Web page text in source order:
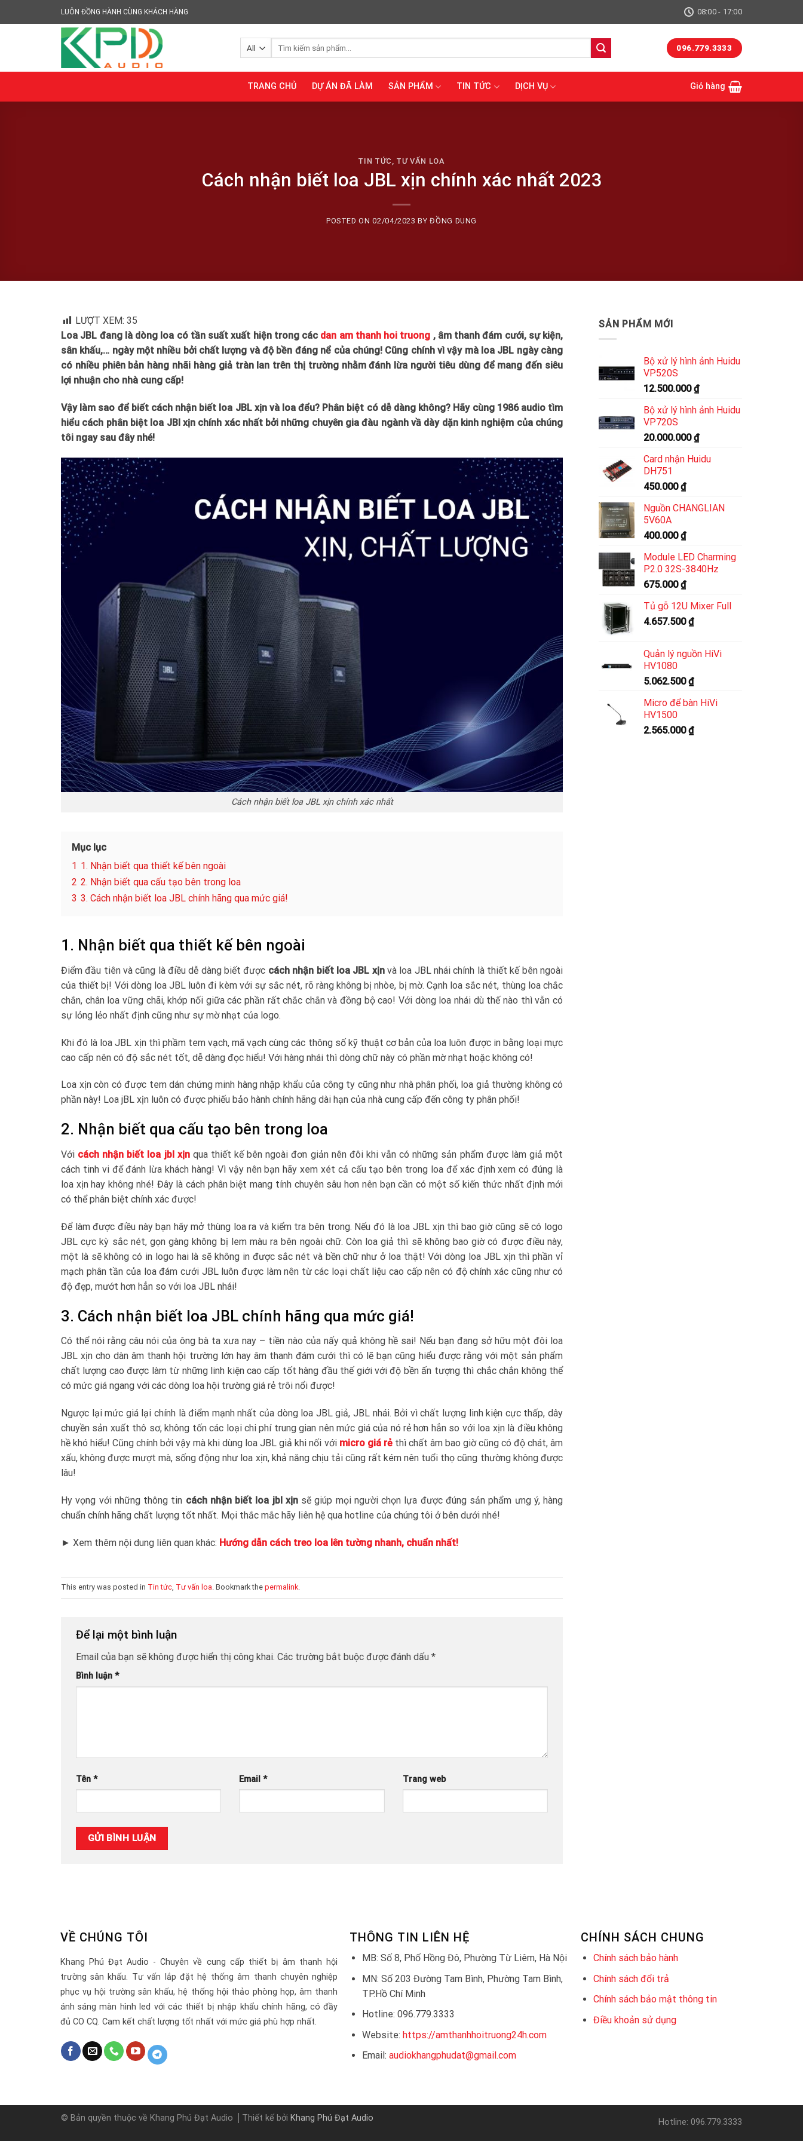
to
LUÔN ĐỒNG HÀNH CÙNG KHÁCH HÀNG 08:00 - 17:00
096.779.3333
TRANG CHỦ DỰ ÁN ĐÃ LÀM SẢN PHẨM TIN TỨC DỊCH VỤ Giỏ hàng
TIN TỨC TƯ VẤN LOA
Cách nhận biết loa JBL xịn chính xác nhất 2023
POSTED ON02/04/2023 BYĐỒNG DUNG
LƯỢT XEM: 35
Loa JBL đang là dòng loa có tần suất xuất hiện trong các dan am thanh hoi truong , âm thanh đám cưới, sự kiện,
sân khấu,… ngày một nhiều bởi chất lượng và độ bền đáng nể của chúng! Cũng chính vì vậy mà loa JBL ngày càng
có nhiều phiên bản hàng nhãi hàng giả tràn lan trên thị trường nhằm đánh lừa người tiêu dùng để mang đến siêu
lợi nhuận cho nhà cung cấp!
Vậy làm sao để biết cách nhận biết loa JBL xịn và loa đểu? Phân biệt có dễ dàng không? Hãy cùng 1986 audio tìm
hiểu cách phân biệt loa JBl xịn chính xác nhất bởi những chuyên gia đàu ngành vầ dày dặn kinh nghiệm của chúng
tôi ngay sau đây nhé!
Cách nhận biết loa JBL xịn chính xác nhất
Mục lục
1 1. Nhận biết qua thiết kế bên ngoài
2 2. Nhận biết qua cấu tạo bên trong loa
3 3. Cách nhận biết loa JBL chính hãng qua mức giá!
1. Nhận biết qua thiết kế bên ngoài
Điểm đầu tiên và cũng là điều dễ dàng biết được cách nhận biết loa JBL xịnvà loa JBL nhái chính là thiết kế bên ngoài
của thiết bị! Với dòng loa JBL luôn đi kèm với sự sắc nét, rõ ràng không bị nhòe, bị mờ. Cạnh loa sắc nét, thùng loa chắc
chắn, chân loa vững chãi, khớp nối giữa các phần rất chắc chắn và đồng bộ cao! Với dòng loa nhái dù thế nào thì vẫn có
sự lỏng lẻo nhất định cũng như sự mờ nhạt của logo.
Khi đó là loa JBL xịn thì phầm tem vạch, mã vạch cùng các thông số kỹ thuật cơ bản của loa luôn được in bằng loại mực
cao cấp nên có độ sắc nét tốt, dễ dàng đọc hiểu! Với hàng nhái thì dòng chữ này có phần mờ nhạt hoặc không có!
Loa xịn còn có được tem dán chứng minh hàng nhập khẩu của công ty cũng như nhà phân phối, loa giả thường không có
phần này! Loa jBL xịn luôn có được phiếu bảo hành chính hãng dài hạn của nhà cung cấp đến công ty phân phối!
2. Nhận biết qua cấu tạo bên trong loa
Với cách nhận biết loa jbl xịnqua thiết kế bên ngoài đơn giản nên đôi khi vẫn có những sản phẩm được làm giả một
cách tinh vi để đánh lừa khách hàng! Vì vậy nên bạn hãy xem xét cả cấu tạo bên trong loa để xác định xem có đúng là
loa xịn hay không nhé! Đây là cách phân biệt mang tính chuyên sâu hơn nên bạn cần có một số kiến thức nhất định mới
có thể phân biệt chính xác được!
Để làm được điều này bạn hãy mở thùng loa ra và kiểm tra bên trong. Nếu đó là loa JBL xịn thì bao giờ cũng sẽ có logo
JBL cực kỳ sắc nét, gọn gàng không bị lem màu ra bên ngoài chữ. Còn loa giả thì sẽ không bao giờ có được điều này,
một là sẽ không có in logo hai là sẽ không in được sắc nét và bền chữ như ở loa thật! Với dòng loa JBL xịn thì phần vỉ
mạch phân tần của loa đám cưới JBL luôn được làm nên từ các loại chất liệu cao cấp nên có độ chính xác cũng như có
độ đẹp, mướt hơn hẳn so với loa JBL nhái!
3. Cách nhận biết loa JBL chính hãng qua mức giá!
Có thể nói rằng câu nói của ông bà ta xưa nay – tiền nào của nấy quả không hề sai! Nếu bạn đang sở hữu một đôi loa
JBL xịn cho dàn âm thanh hội trường lớn hay âm thanh đám cưới thì có lẽ bạn cũng hiểu được rằng với một sản phẩm
chất lượng cao được làm từ những linh kiện cao cấp tốt hàng đầu thế giới với độ bền ấn tượng thì chắc chắn không thể
có mức giá ngang với các dòng loa hội trường giá rẻ trôi nổi được!
Ngược lại mức giá lại chính là điểm mạnh nhất của dòng loa JBL giả, JBL nhái. Bởi vì chất lượng linh kiện cực thấp, dây
chuyền sản xuất thô sơ, không tốn các loại chi phí trung gian nên mức giá của nó rẻ hơn hẳn so với loa xịn là điều không
hề khó hiểu! Cũng chính bởi vậy mà khi dùng loa JBL giả khi nối với micro giá rẻthì chất âm bao giờ cũng có độ chát, âm
xấu, không được mượt mà, sống động như loa xịn, khả năng chịu tải cũng rất kém nên tuổi thọ cũng thường không được
lâu!
Hy vọng với những thông tin cách nhận biết loa jbl xịnsẽ giúp mọi người chọn lựa được đúng sản phẩm ưng ý, hàng
chuẩn chính hãng chất lượng tốt nhất. Mọi thắc mắc hãy liên hệ qua hotline của chúng tôi ở bên dưới nhé!
► Xem thêm nội dung liên quan khác: Hướng dẫn cách treo loa lên tường nhanh, chuẩn nhất!
This entry was posted in Tin tức, Tư vấn loa. Bookmark the permalink.
Để lại một bình luận
Email của bạn sẽ không được hiển thị công khai. Các trường bắt buộc được đánh dấu *
Bình luận *
Tên * Email* Trang web
SẢN PHẨM MỚI
Bộ xử lý hình ảnh Huidu
VP520S
12.500.000₫
Bộ xử lý hình ảnh Huidu
VP720S
20.000.000₫
Card nhận Huidu
DH751
450.000₫
Nguồn CHANGLIAN
5V60A
400.000₫
Module LED Charming
P2.0 32S-3840Hz
675.000₫
Tủ gỗ 12U Mixer Full
4.657.500₫
Quản lý nguồn HiVi
HV1080
5.062.500₫
Micro để bàn HiVi
HV1500
2.565.000₫
VỀ CHÚNG TÔI
Khang Phú Đạt Audio - Chuyên về cung cấp thiết bị âm thanh hội
trường sân khấu. Tư vấn lắp đặt hệ thống âm thanh chuyên nghiệp
phục vụ hội trường sân khấu, hệ thống hội thảo phòng họp, âm thanh
ánh sáng màn hình led với các thiết bị nhập khẩu chính hãng, có đầy
đủ CO CQ. Cam kết chất lượng tốt nhất với mức giá phù hợp nhất.
THÔNG TIN LIÊN HỆ
MB: Số 8, Phố Hồng Đô, Phường Từ Liêm, Hà Nội
MN: Số 203 Đường Tam Bình, Phường Tam Bình,
TP.Hồ Chí Minh
Hotline: 096.779.3333
Website: https://amthanhhoitruong24h.com
Email: audiokhangphudat@gmail.com
CHÍNH SÁCH CHUNG
Chính sách bảo hành
Chính sách đổi trả
Chính sách bảo mật thông tin
Điều khoản sử dụng
Hotline: 096.779.3333
© Bản quyền thuộc về Khang Phú Đạt Audio Thiết kế bởi Khang Phú Đạt Audio